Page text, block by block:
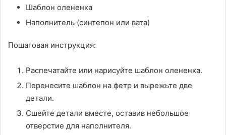
Шаблон олененка
Наполнитель (синтепон или вата)
Пошаговая инструкция:
Распечатайте или нарисуйте шаблон олененка.
Перенесите шаблон на фетр и вырежьте две
детали.
Сшейте детали вместе, оставив небольшое
отверстие для наполнителя.